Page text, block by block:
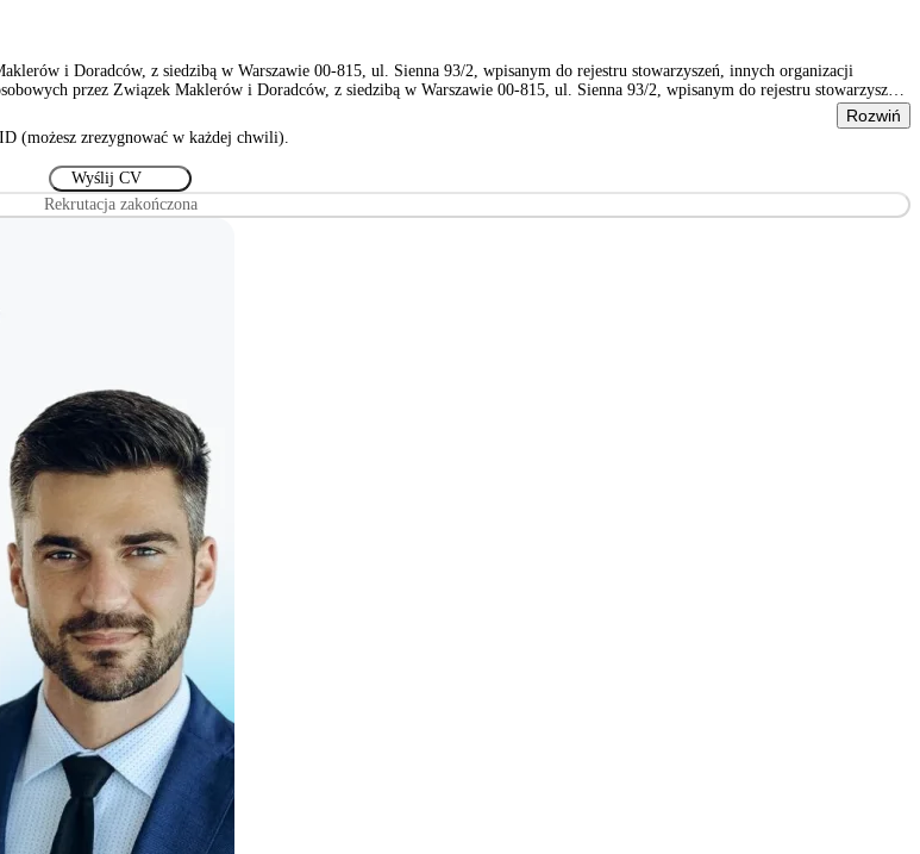
i Doradców, z siedzibą w Warszawie 00-815, ul. Sienna 93/2, wpisanym do rejestru stowarzyszeń, innych organizacji
przez Związek Maklerów i Doradców, z siedzibą w Warszawie 00-815, ul. Sienna 93/2, wpisanym do rejestru stowarzyszeń,
Rozwiń
(możesz zrezygnować w każdej chwili).
Rekrutacja zakończona